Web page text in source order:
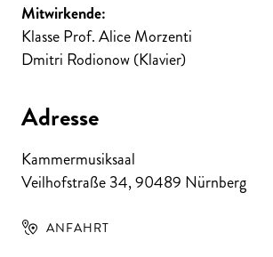
Mitwirkende:
Klasse Prof. Alice Morzenti
Dmitri Rodionow (Klavier)
Adresse
Kammermusiksaal
Veilhofstraße 34,90489 Nürnberg
ANFAHRT